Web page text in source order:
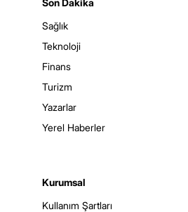
Sağlık
Teknoloji
Finans
Turizm
Yazarlar
Yerel Haberler
Kurumsal
Kullanım Şartları